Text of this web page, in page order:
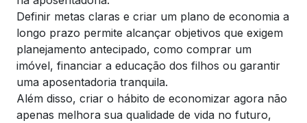
Definir metas claras e criar um plano de economia a
longo prazo permite alcançar objetivos que exigem
planejamento antecipado, como comprar um
imóvel, financiar a educação dos filhos ou garantir
uma aposentadoria tranquila.
Além disso, criar o hábito de economizar agora não
apenas melhora sua qualidade de vida no futuro,